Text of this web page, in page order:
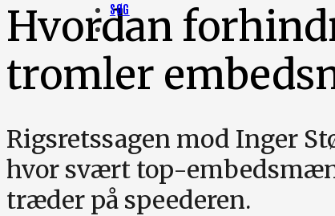
SØG
Hvordan
tromler
Rigsretssagen mod Inger
hvor svært top-
træder på speederen.